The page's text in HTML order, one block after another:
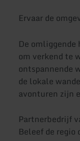
Ervaar de
De omliggende
om verkend te
ontspannende
de lokale
avonturen zijn
Partnerbedrijf
Beleef de regio